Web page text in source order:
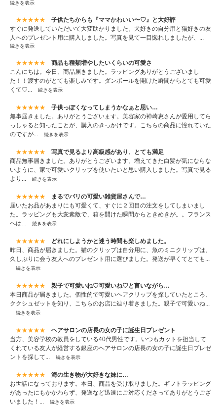
続きを表示
★★★★★
子供たちからも『ママかわいい〜♡』と大好評
すぐに発送していただいて大変助かりました。犬好きの自分用と猫好きの友
人へのプレゼント用に購入しました。写真を見て一目惚れしましたが、...
続きを表示
★★★★★
商品も種類増やしたいくらいの可愛さ
こんにちは。今日、商品届きました。ラッピングありがとうございまし
た！！渡すのがとても楽しみです。ダンボールを開けた瞬間からとても可愛
くて♡...
続きを表示
★★★★★
子供っぽくなってしまうかなぁと思い…
無事届きました。ありがとうございます。美容家の神崎恵さんが愛用してら
っしゃると知ったことが、購入のきっかけです。こちらの商品に憧れていた
のですが...
続きを表示
★★★★★
写真で見るより高級感があり、とても満足
商品無事届きました。ありがとうございます。増えてきた白髪が気にならな
いように、家で可愛いクリップを使いたいと思い購入しました。写真で見る
より...
続きを表示
★★★★★
まるでパリの可愛い雑貨屋さんで…
届いたお品があまりにも可愛くて、すぐに２回目の注文をしてしまいまし
た。ラッピングも大変素敵で、箱を開けた瞬間からときめきが。。フランス
へは...
続きを表示
★★★★★
どれにしようかと迷う時間も楽しめました。
昨日、商品が届きました。猫のクリップは自分用に、魚のミニクリップは、
久しぶりに会う友人へのプレゼント用に選びました。発送が早くてとても...
続きを表示
★★★★★
親子で可愛いね♡可愛いね♡と言いながら…
本日商品が届きました。個性的で可愛いヘアクリップを探していたところ、
ククシュゼットを知り、こちらのお店に辿り着きました。親子で可愛いね...
続きを表示
★★★★★
ヘアサロンの店長の女の子に誕生日プレゼント
当方、美容学校の教員をしている40代男性です。いつもカットを担当して
くれている友人が経営する銀座のヘアサロンの店長の女の子に誕生日プレゼ
ントを探して...
続きを表示
★★★★★
海の生き物が大好きな妹に…
お世話になっております。本日、商品を受け取りました。ギフトラッピング
があったにもかかわらず、発送など迅速にご対応くださってありがとうござ
いました！...
続きを表示